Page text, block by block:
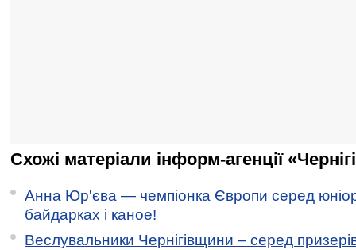
Схожі матеріали інформ-агенції
Анна Юр'єва — чемпіонка Європи серед
байдарках і каное!
Веслувальники Чернігівщини – серед